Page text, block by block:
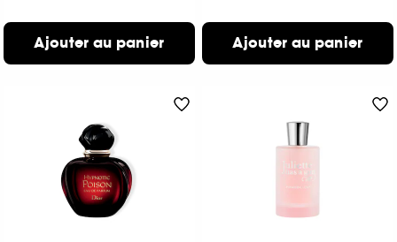
Ajouter au panier Ajouter au panier